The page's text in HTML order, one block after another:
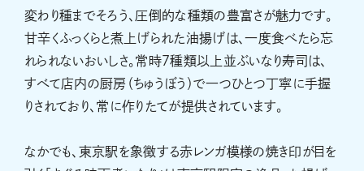
変わり種までそろう、圧倒的な種類の豊富さが魅力です。
甘辛くふっくらと煮上げられた油揚げは、一度食べたら忘
れられないおいしさ。常時7種類以上並ぶいなり寿司は、
すべて店内の厨房（ちゅうぼう）で一つひとつ丁寧に手握
りされており、常に作りたてが提供されています。
なかでも、東京駅を象徴する赤レンガ模様の焼き印が目を